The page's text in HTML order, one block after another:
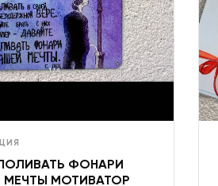
ФОНАРИ
МЕЧТЫ МОТИВАТОР